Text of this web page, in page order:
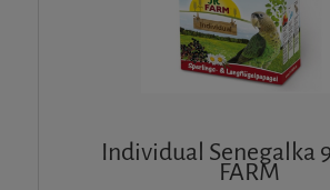
Individual Senegalka
FARM